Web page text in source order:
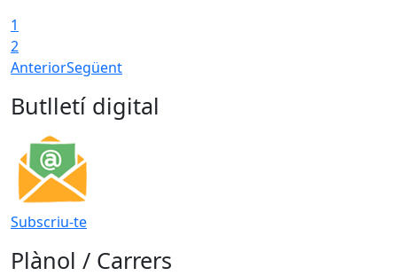
1
2
AnteriorSegüent
Butlletí digital
Subscriu-te
Plànol / Carrers